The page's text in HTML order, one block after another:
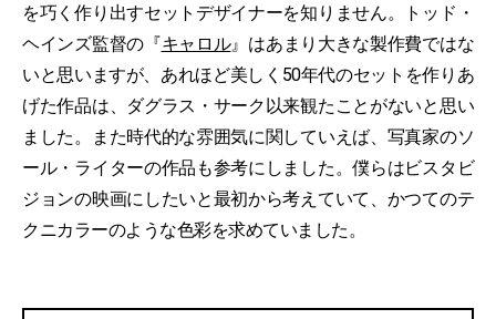
を巧く作り出すセットデザイナーを知りません。トッド・
ヘインズ監督の『キャロル』はあまり大きな製作費ではな
いと思いますが、あれほど美しく50年代のセットを作りあ
げた作品は、ダグラス・サーク以来観たことがないと思い
ました。また時代的な雰囲気に関していえば、写真家のソ
ール・ライターの作品も参考にしました。僕らはビスタビ
ジョンの映画にしたいと最初から考えていて、かつてのテ
クニカラーのような色彩を求めていました。